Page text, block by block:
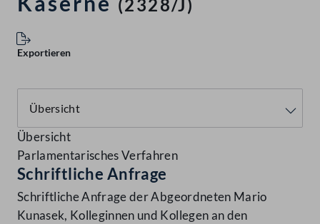
(2328/J)
Exportieren
Übersicht
Parlamentarisches Verfahren
Schriftliche Anfrage
Schriftliche Anfrage der Abgeordneten Mario
Kunasek, Kolleginnen und Kollegen an den